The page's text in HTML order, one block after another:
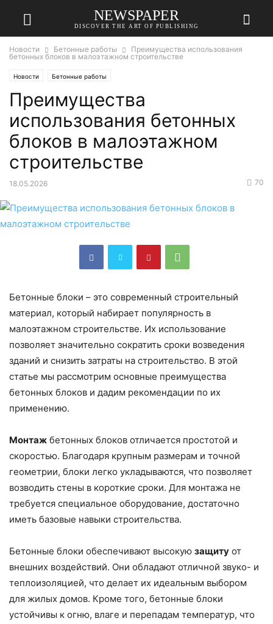
NEWSPAPER
DISCOVER THE ART OF PUBLISHING
Новости Бетонные работы
Преимущества использования
бетонных блоков в малоэтажном строительстве
Новости Бетонные работы
Преимущества
использования бетонных
блоков в малоэтажном
строительстве
18.05.2026 70
Бетонные блоки – это современный строительный
материал, который набирает популярность в
малоэтажном строительстве. Их использование
позволяет значительно сократить сроки возведения
зданий и снизить затраты на строительство. В этой
статье мы рассмотрим основные преимущества
бетонных блоков и дадим рекомендации по их
применению.
Монтаж бетонных блоков отличается простотой и
скоростью. Благодаря крупным размерам и точной
геометрии, блоки легко укладываются, что позволяет
возводить стены в короткие сроки. Для монтажа не
требуется специальное оборудование, достаточно
иметь базовые навыки строительства.
Бетонные блоки обеспечивают высокую защиту от
внешних воздействий. Они обладают отличной звуко- и
теплоизоляцией, что делает их идеальным выбором
для жилых домов. Кроме того, бетонные блоки
устойчивы к огню, влаге и перепадам температур, что